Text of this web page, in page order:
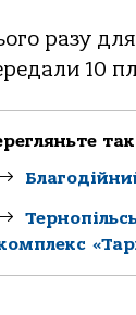
разу
10